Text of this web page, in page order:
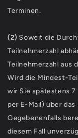
Terminen.
(2) Soweit die
Teilnehmerzahl
Teilnehmerzahl aus
Wird die Mindest-
wir Sie spätestens 7
per E-Mail) über
Gegebenenfalls
diesem Fall